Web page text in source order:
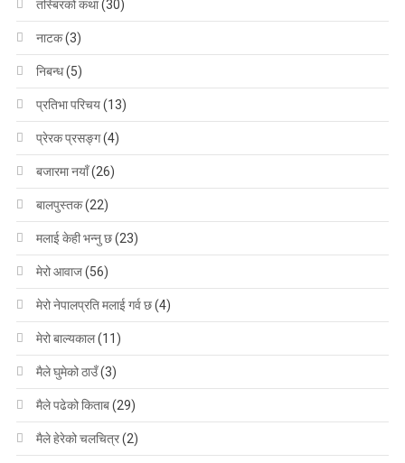
तस्बिरको कथा(30)
नाटक(3)
निबन्ध(5)
प्रतिभा परिचय(13)
प्रेरक प्रसङ्ग(4)
बजारमा नयाँ(26)
बालपुस्तक(22)
मलाई केही भन्नु छ(23)
मेरो आवाज(56)
मेरो नेपालप्रति मलाई गर्व छ(4)
मेरो बाल्यकाल(11)
मैले घुमेको ठाउँ(3)
मैले पढेको किताब(29)
मैले हेरेको चलचित्र(2)